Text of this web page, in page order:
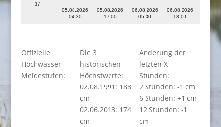
05.08.2026
04:30
05.08.2026
17:00
06.08.2026
05:30
06.08.2026
18:00
17
Offizielle
Hochwasser
Meldestufen:
Die 3
historischen
Höchstwerte:
02.08.1991: 188
cm
02.06.2013: 174
cm
Änderung der
letzten X
Stunden:
2 Stunden: -1 cm
6 Stunden: +1 cm
12 Stunden: -1
cm